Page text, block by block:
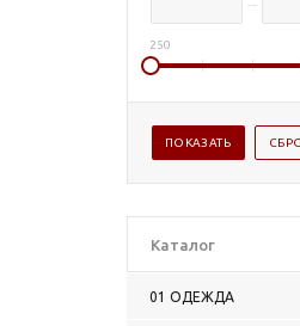
250
Каталог
01 ОДЕЖДА